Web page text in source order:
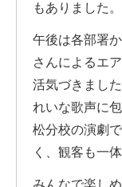
もありました。
午後は各部署
さんによるエ
活気づきまし
れいな歌声に
松分校の演劇
く、観客も一
みんなで楽し